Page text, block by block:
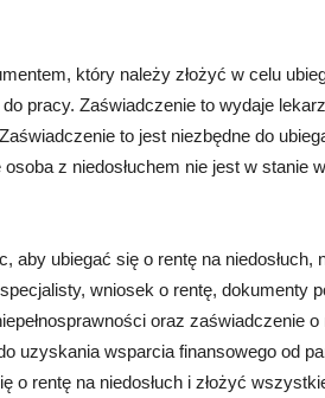
który należy złożyć w celu
pracy. Zaświadczenie to wydaje
to jest niezbędne do
osoba z niedosłuchem nie jest w
aby ubiegać się o rentę na
wniosek o rentę, dokumenty
oraz zaświadczenie
uzyskania wsparcia finansowego od
o rentę na niedosłuch i złożyć